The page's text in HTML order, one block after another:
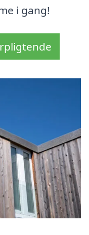
i gang!